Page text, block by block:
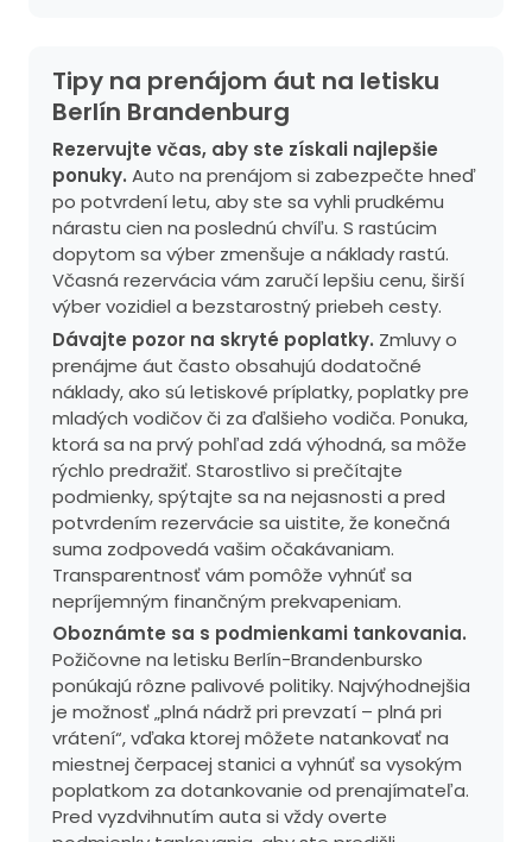
Tipy na prenájom áut na letisku
Berlín Brandenburg
Rezervujte včas, aby ste získali najlepšie
ponuky. Auto na prenájom si zabezpečte hneď
po potvrdení letu, aby ste sa vyhli prudkému
nárastu cien na poslednú chvíľu. S rastúcim
dopytom sa výber zmenšuje a náklady rastú.
Včasná rezervácia vám zaručí lepšiu cenu, širší
výber vozidiel a bezstarostný priebeh cesty.
Dávajte pozor na skryté poplatky. Zmluvy o
prenájme áut často obsahujú dodatočné
náklady, ako sú letiskové príplatky, poplatky pre
mladých vodičov či za ďalšieho vodiča. Ponuka,
ktorá sa na prvý pohľad zdá výhodná, sa môže
rýchlo predražiť. Starostlivo si prečítajte
podmienky, spýtajte sa na nejasnosti a pred
potvrdením rezervácie sa uistite, že konečná
suma zodpovedá vašim očakávaniam.
Transparentnosť vám pomôže vyhnúť sa
nepríjemným finančným prekvapeniam.
Oboznámte sa s podmienkami tankovania.
Požičovne na letisku Berlín-Brandenbursko
ponúkajú rôzne palivové politiky. Najvýhodnejšia
je možnosť „plná nádrž pri prevzatí – plná pri
vrátení“, vďaka ktorej môžete natankovať na
miestnej čerpacej stanici a vyhnúť sa vysokým
poplatkom za dotankovanie od prenajímateľa.
Pred vyzdvihnutím auta si vždy overte